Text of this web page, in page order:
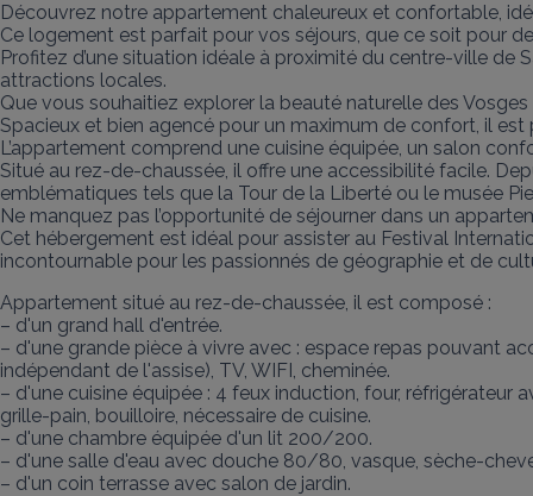
Découvrez notre appartement chaleureux et confortable,
Ce logement est parfait pour vos séjours, que ce soit pour
Profitez d’une situation idéale à proximité du centre-ville
attractions locales.
Que vous souhaitiez explorer la beauté naturelle des
Spacieux et bien agencé pour un maximum de confort, il
L’appartement comprend une cuisine équipée, un salon
Situé au rez-de-chaussée, il offre une accessibilité facile.
emblématiques tels que la Tour de la Liberté ou le musée
Ne manquez pas l’opportunité de séjourner dans un
Cet hébergement est idéal pour assister au Festival
incontournable pour les passionnés de géographie et de
Appartement situé au rez-de-chaussée, il est composé :
– d'un grand hall d'entrée.
– d'une grande pièce à vivre avec : espace repas pouvant
indépendant de l'assise), TV, WIFI, cheminée.
– d'une cuisine équipée : 4 feux induction, four,
grille-pain, bouilloire, nécessaire de cuisine.
– d'une chambre équipée d'un lit 200/200.
– d'une salle d'eau avec douche 80/80, vasque, sèche-
– d'un coin terrasse avec salon de jardin.